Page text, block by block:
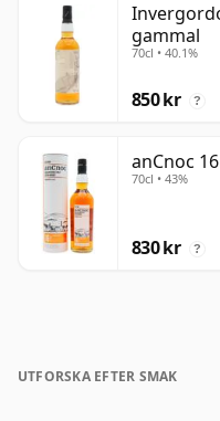
gammal
70cl • 40.1%
850 kr ?
anCnoc
70cl • 43%
830 kr ?
UTFORSKA EFTER SMAK